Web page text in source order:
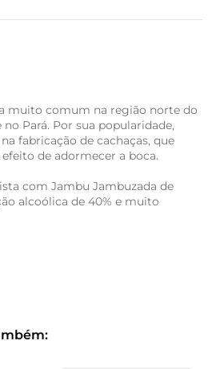
muito comum na região norte do
Pará. Por sua popularidade,
fabricação de cachaças, que
de adormecer a boca.
com Jambu Jambuzada de
alcoólica de 40% e muito